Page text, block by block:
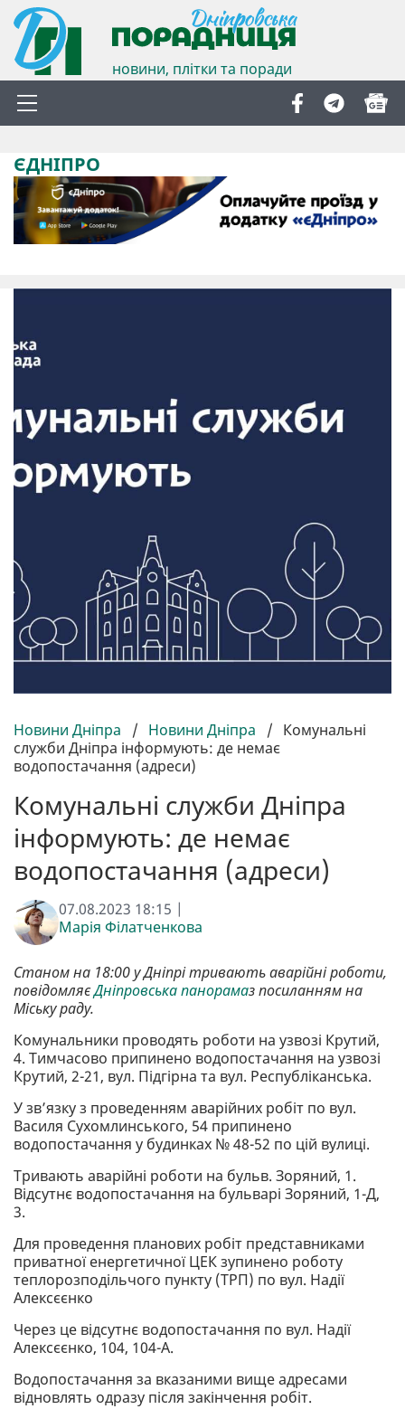
новини, плітки та поради
ЄДНІПРО
Новини Дніпра / Новини Дніпра / Комунальні
служби Дніпра інформують: де немає
водопостачання (адреси)
Комунальні служби Дніпра
інформують: де немає
водопостачання (адреси)
07.08.2023 18:15 |
Марія Філатченкова
Станом на 18:00 у Дніпрі тривають аварійні роботи,
повідомляєДніпровська панорамаз посиланням на
Міську раду.
Комунальники проводять роботи на узвозі Крутий,
4. Тимчасово припинено водопостачання на узвозі
Крутий, 2-21, вул. Підгірна та вул. Республіканська.
У зв’язку з проведенням аварійних робіт по вул.
Василя Сухомлинського, 54 припинено
водопостачання у будинках № 48-52 по цій вулиці.
Тривають аварійні роботи на бульв. Зоряний, 1.
Відсутнє водопостачання на бульварі Зоряний, 1-Д,
3.
Для проведення планових робіт представниками
приватної енергетичної ЦЕК зупинено роботу
теплорозподільчого пункту (ТРП) по вул. Надії
Алексєєнко
Через це відсутнє водопостачання по вул. Надії
Алексєєнко, 104, 104-А.
Водопостачання за вказаними вище адресами
відновлять одразу після закінчення робіт.